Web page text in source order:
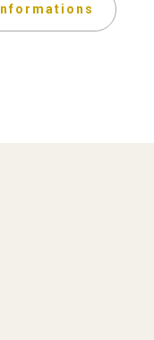
Informations